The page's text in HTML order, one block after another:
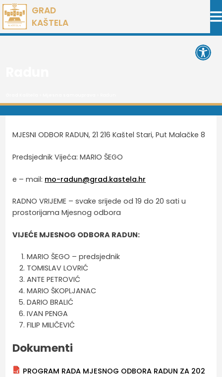
Preskoči
na
sadržaj
GRAD
KAŠTELA
MJESNI ODBOR RADUN, 21 216 Kaštel Stari, Put Malačke 8
Predsjednik Vijeća: MARIO ŠEGO
e – mail: mo-radun@grad.kastela.hr
RADNO VRIJEME – svake srijede od 19 do 20 sati u
prostorijama Mjesnog odbora
VIJEĆE MJESNOG ODBORA RADUN:
MARIO ŠEGO – predsjednik
TOMISLAV LOVRIĆ
ANTE PETROVIĆ
MARIO ŠKOPLJANAC
DARIO BRALIĆ
IVAN PENGA
FILIP MILIČEVIĆ
Dokumenti
PROGRAM RADA MJESNOG ODBORA RADUN ZA 202